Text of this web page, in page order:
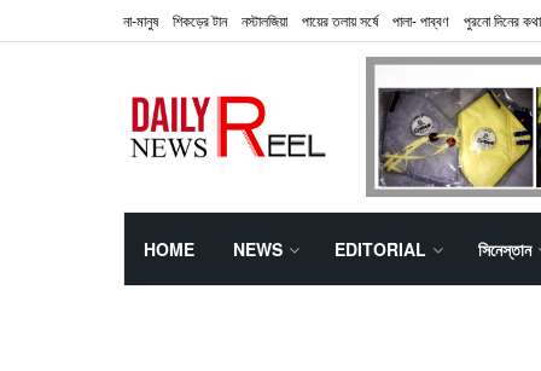
না-মানুষ শিকড়ের টান নস্টালজিয়া পায়ের তলায় সর্ষে পালা- পাব্বণ পুরনো দিনের কথা
HOME NEWS EDITORIAL সিনেস্তান